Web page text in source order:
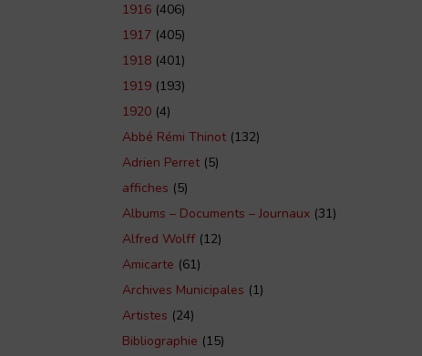
1916 (406)
1917 (405)
1918 (401)
1919 (193)
1920 (4)
Abbé Rémi Thinot(132)
Adrien Perret(5)
affiches (5)
Albums – Documents – Journaux (31)
Alfred Wolff (12)
Amicarte (61)
Archives Municipales (1)
Artistes (24)
Bibliographie (15)